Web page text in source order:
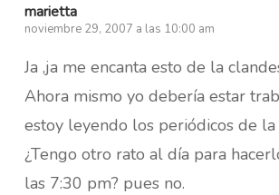
marietta
noviembre 29, 2007 a las 10:00 am
Ja ,ja me encanta esto de la
Ahora mismo yo debería estar
estoy leyendo los periódicos de la
¿Tengo otro rato al día para
las 7:30 pm? pues no.